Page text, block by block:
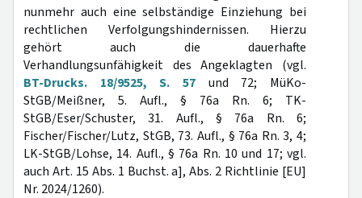
nunmehr auch eine selbständige Einziehung bei
rechtlichen Verfolgungshindernissen. Hierzu
gehört auch die dauerhafte
Verhandlungsunfähigkeit des Angeklagten (vgl.
BT-Drucks. 18/9525, S. 57 und 72; MüKo-
StGB/Meißner, 5. Aufl., § 76a Rn. 6; TK-
StGB/Eser/Schuster, 31. Aufl., § 76a Rn. 6;
Fischer/Fischer/Lutz, StGB, 73. Aufl., § 76a Rn. 3, 4;
LK-StGB/Lohse, 14. Aufl., § 76a Rn. 10 und 17; vgl.
auch Art. 15 Abs. 1 Buchst. a], Abs. 2 Richtlinie [EU]
Nr. 2024/1260).